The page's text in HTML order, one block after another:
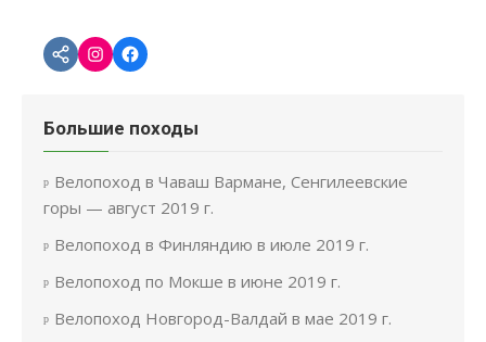
Большие походы
Велопоход в Чаваш Вармане, Сенгилеевские
горы — август 2019 г.
Велопоход в Финляндию в июле 2019 г.
Велопоход по Мокше в июне 2019 г.
Велопоход Новгород-Валдай в мае 2019 г.